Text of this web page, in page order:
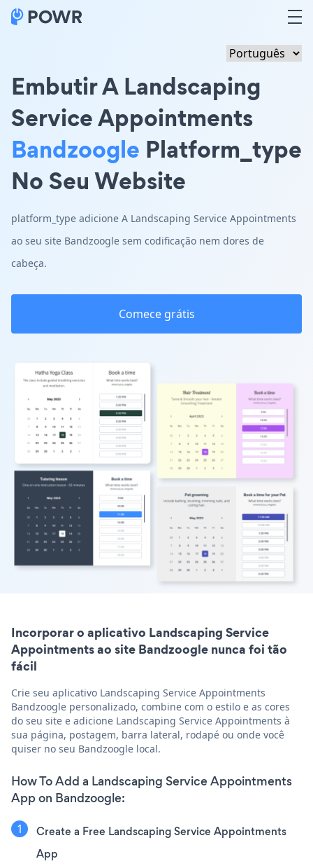
Embutir A Landscaping
Service Appointments
Bandzoogle Platform_type
No Seu Website
platform_type adicione A Landscaping Service Appointments
ao seu site Bandzoogle sem codificação nem dores de
cabeça.
Comece grátis
Incorporar o aplicativo Landscaping Service
Appointments ao site Bandzoogle nunca foi tão
fácil
Crie seu aplicativo Landscaping Service Appointments
Bandzoogle personalizado, combine com o estilo e as cores
do seu site e adicione Landscaping Service Appointments à
sua página, postagem, barra lateral, rodapé ou onde você
quiser no seu Bandzoogle local.
How To Add a Landscaping Service Appointments
App on Bandzoogle:
Create a Free Landscaping Service Appointments
App